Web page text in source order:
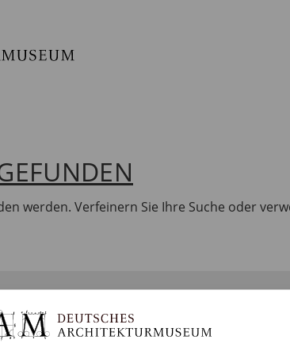
werden. Verfeinern Sie Ihre Suche oder